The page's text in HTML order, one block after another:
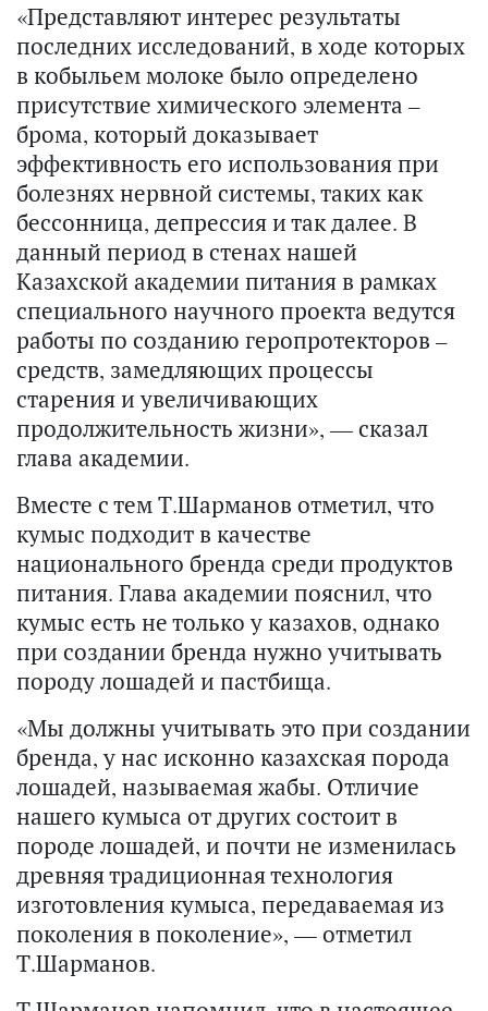
«Представляют интерес результаты
последних исследований, в ходе которых
в кобыльем молоке было определено
присутствие химического элемента –
брома, который доказывает
эффективность его использования при
болезнях нервной системы, таких как
бессонница, депрессия и так далее. В
данный период в стенах нашей
Казахской академии питания в рамках
специального научного проекта ведутся
работы по созданию геропротекторов –
средств, замедляющих процессы
старения и увеличивающих
продолжительность жизни», — сказал
глава академии.
Вместе с тем Т.Шарманов отметил, что
кумыс подходит в качестве
национального бренда среди продуктов
питания. Глава академии пояснил, что
кумыс есть не только у казахов, однако
при создании бренда нужно учитывать
породу лошадей и пастбища.
«Мы должны учитывать это при создании
бренда, у нас исконно казахская порода
лошадей, называемая жабы. Отличие
нашего кумыса от других состоит в
породе лошадей, и почти не изменилась
древняя традиционная технология
изготовления кумыса, передаваемая из
поколения в поколение», — отметил
Т.Шарманов.